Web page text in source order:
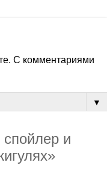
С комментариями
▼
и